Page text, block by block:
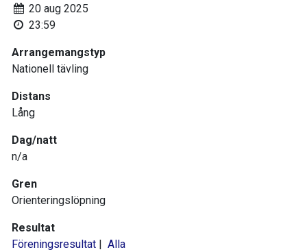
20 aug 2025
23:59
Arrangemangstyp
Nationell tävling
Distans
Lång
Dag/natt
n/a
Gren
Orienteringslöpning
Resultat
Föreningsresultat | Alla